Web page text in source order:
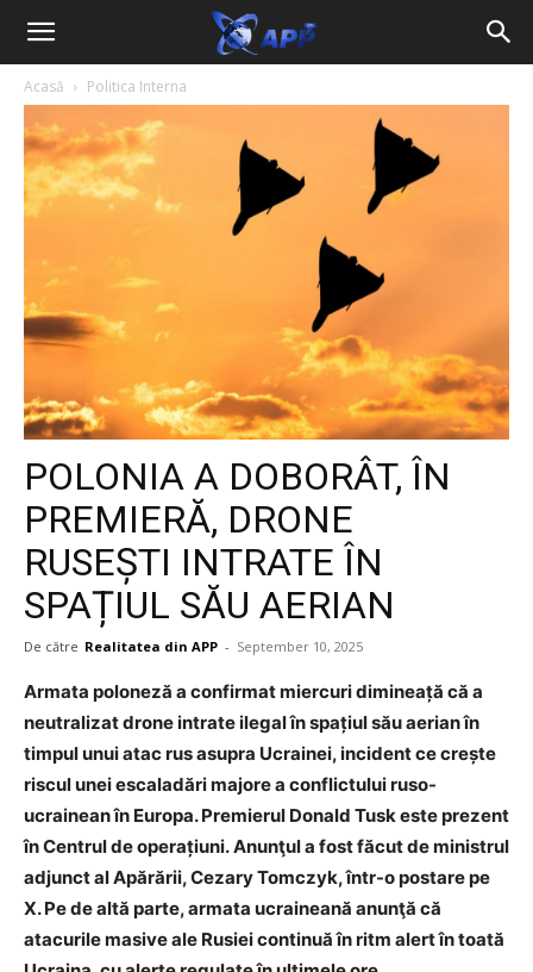
Acasă Politica Interna
POLONIA A DOBORÂT, ÎN
PREMIERĂ, DRONE
RUSEȘTI INTRATE ÎN
SPAȚIUL SĂU AERIAN
De către Realitatea din APP - September 10, 2025
Armata poloneză a confirmat miercuri dimineață că a
neutralizat drone intrate ilegal în spațiul său aerian în
timpul unui atac rus asupra Ucrainei, incident ce crește
riscul unei escaladări majore a conflictului ruso-
ucrainean în Europa. Premierul Donald Tusk este prezent
în Centrul de operațiuni. Anunţul a fost făcut de ministrul
adjunct al Apărării, Cezary Tomczyk, într-o postare pe
X. Pe de altă parte, armata ucraineană anunţă că
atacurile masive ale Rusiei continuă în ritm alert în toată